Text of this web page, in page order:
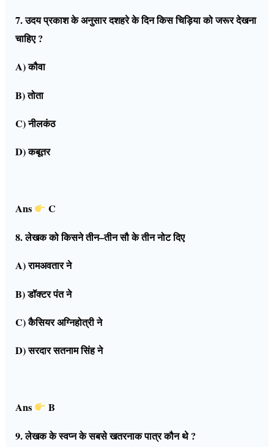
7. उदय प्रकाश के अनुसार दशहरे के दिन किस चिड़िया को जरूर देखना
चाहिए ?
A) कौवा
B) तोता
C) नीलकंठ
D) कबूतर
Ans
C
8. लेखक को किसने तीन–तीन सौ के तीन नोट दिए
A) रामअवतार ने
B) डॉक्टर पंत ने
C) कैसियर अग्निहोत्री ने
D) सरदार सतनाम सिंह ने
Ans
B
9. लेखक के स्वप्न के सबसे खतरनाक पात्र कौन थे ?